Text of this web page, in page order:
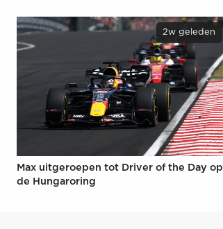
2w geleden
Max uitgeroepen tot Driver of the Day op
de Hungaroring